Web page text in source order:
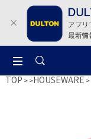
TOP >HOUSEWARE